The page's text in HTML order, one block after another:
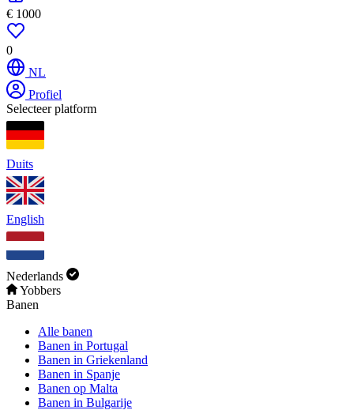
€ 1000
0
NL
Profiel
Selecteer platform
Duits
English
Nederlands
Yobbers
Banen
Alle banen
Banen in Portugal
Banen in Griekenland
Banen in Spanje
Banen op Malta
Banen in Bulgarije